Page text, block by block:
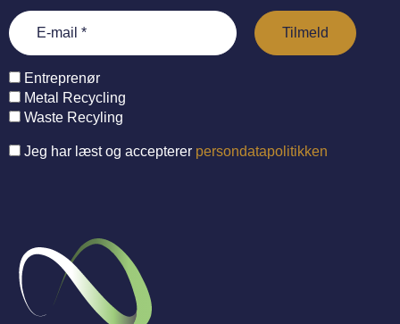
Entreprenør
Metal Recycling
Waste Recyling
Jeg har læst og accepterer persondatapolitikken